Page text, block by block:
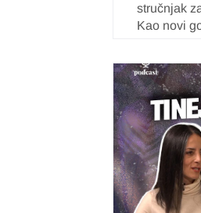
stručnjak
Kao novi